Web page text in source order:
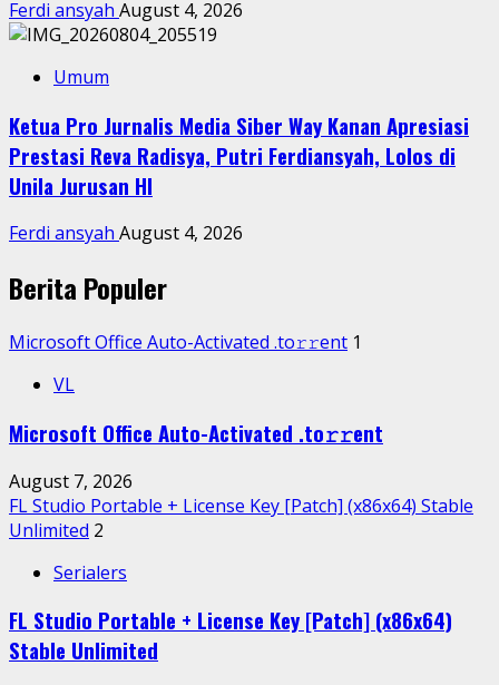
Ferdi ansyah August 4, 2026
Umum
Ketua Pro Jurnalis Media Siber Way Kanan Apresiasi
Prestasi Reva Radisya, Putri Ferdiansyah, Lolos di
Unila Jurusan HI
Ferdi ansyah August 4, 2026
Berita Populer
Microsoft Office Auto-Activated .tо𝚛𝚛еnt 1
VL
Microsoft Office Auto-Activated .tо𝚛𝚛еnt
August 7, 2026
FL Studio Portable + License Key [Patch] (x86x64) Stable
Unlimited 2
Serialers
FL Studio Portable + License Key [Patch] (x86x64)
Stable Unlimited